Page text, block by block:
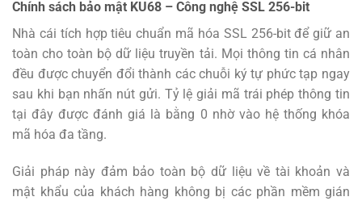
Chính sách bảo mật KU68 – Công nghệ SSL 256-bit
Nhà cái tích hợp tiêu chuẩn mã hóa SSL 256-bit để giữ an
toàn cho toàn bộ dữ liệu truyền tải. Mọi thông tin cá nhân
đều được chuyển đổi thành các chuỗi ký tự phức tạp ngay
sau khi bạn nhấn nút gửi. Tỷ lệ giải mã trái phép thông tin
tại đây được đánh giá là bằng 0 nhờ vào hệ thống khóa
mã hóa đa tầng.
Giải pháp này đảm bảo toàn bộ dữ liệu về tài khoản và
mật khẩu của khách hàng không bị các phần mềm gián